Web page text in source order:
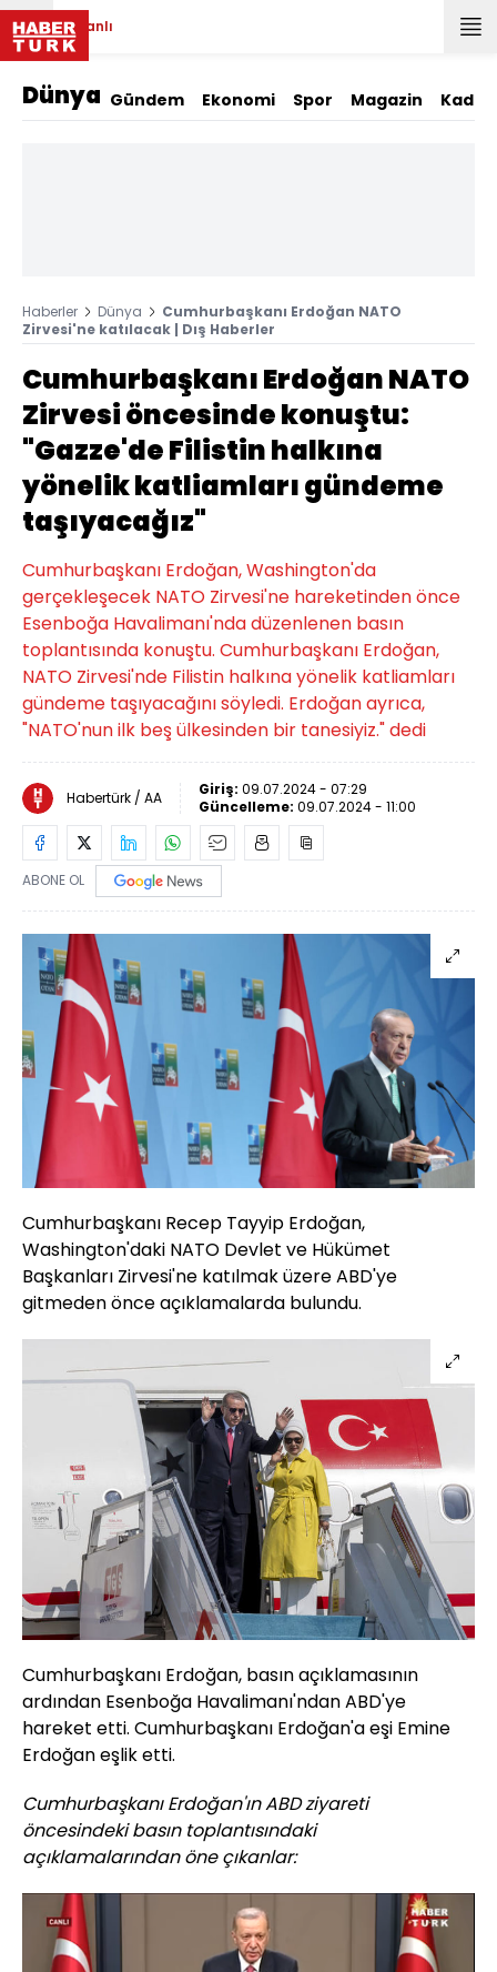
Canlı
Dünya Gündem Ekonomi Spor Magazin Kadın
Haberler Dünya
Cumhurbaşkanı Erdoğan NATO
Zirvesi'ne katılacak | Dış Haberler
Cumhurbaşkanı Erdoğan NATO
Zirvesi öncesinde konuştu:
"Gazze'de Filistin halkına
yönelik katliamları gündeme
taşıyacağız"
Cumhurbaşkanı Erdoğan, Washington'da
gerçekleşecek NATO Zirvesi'ne hareketinden önce
Esenboğa Havalimanı'nda düzenlenen basın
toplantısında konuştu. Cumhurbaşkanı Erdoğan,
NATO Zirvesi'nde Filistin halkına yönelik katliamları
gündeme taşıyacağını söyledi. Erdoğan ayrıca,
"NATO'nun ilk beş ülkesinden bir tanesiyiz." dedi
Habertürk / AA Giriş: 09.07.2024 - 07:29
Güncelleme: 09.07.2024 - 11:00
ABONE OL
Cumhurbaşkanı Recep Tayyip Erdoğan,
Washington'daki NATO Devlet ve Hükümet
Başkanları Zirvesi'ne katılmak üzere ABD'ye
gitmeden önce açıklamalarda bulundu.
Cumhurbaşkanı Erdoğan, basın açıklamasının
ardından Esenboğa Havalimanı'ndan ABD'ye
hareket etti. Cumhurbaşkanı Erdoğan'a eşi Emine
Erdoğan eşlik etti.
Cumhurbaşkanı Erdoğan'ın ABD ziyareti
öncesindeki basın toplantısındaki
açıklamalarından öne çıkanlar: